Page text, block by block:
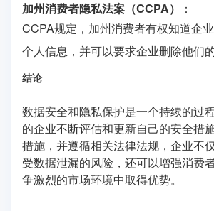
加州消费者隐私法案（CCPA）
：
CCPA规定，加州消费者有权知道企
个人信息，并可以要求企业删除他们的
结论
数据安全和隐私保护是一个持续的过
的企业不断评估和更新自己的安全措
措施，并遵循相关法律法规，企业不
受数据泄漏的风险，还可以增强消费
争激烈的市场环境中取得优势。